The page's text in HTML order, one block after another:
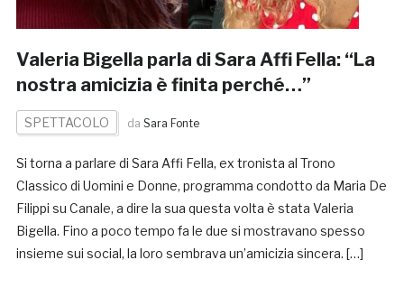
Valeria Bigella parla di Sara Affi Fella: “La
nostra amicizia è finita perché…”
SPETTACOLO da Sara Fonte
Si torna a parlare di Sara Affi Fella, ex tronista al Trono
Classico di Uomini e Donne, programma condotto da Maria De
Filippi su Canale, a dire la sua questa volta è stata Valeria
Bigella. Fino a poco tempo fa le due si mostravano spesso
insieme sui social, la loro sembrava un’amicizia sincera. […]